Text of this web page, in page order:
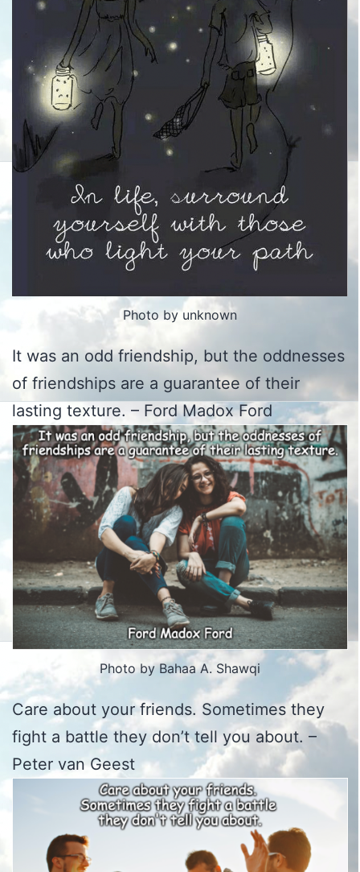
Photo by unknown
It was an odd friendship, but the oddnesses
of friendships are a guarantee of their
lasting texture. – Ford Madox Ford
Photo by Bahaa A. Shawqi
Care about your friends. Sometimes they
fight a battle they don’t tell you about. –
Peter van Geest